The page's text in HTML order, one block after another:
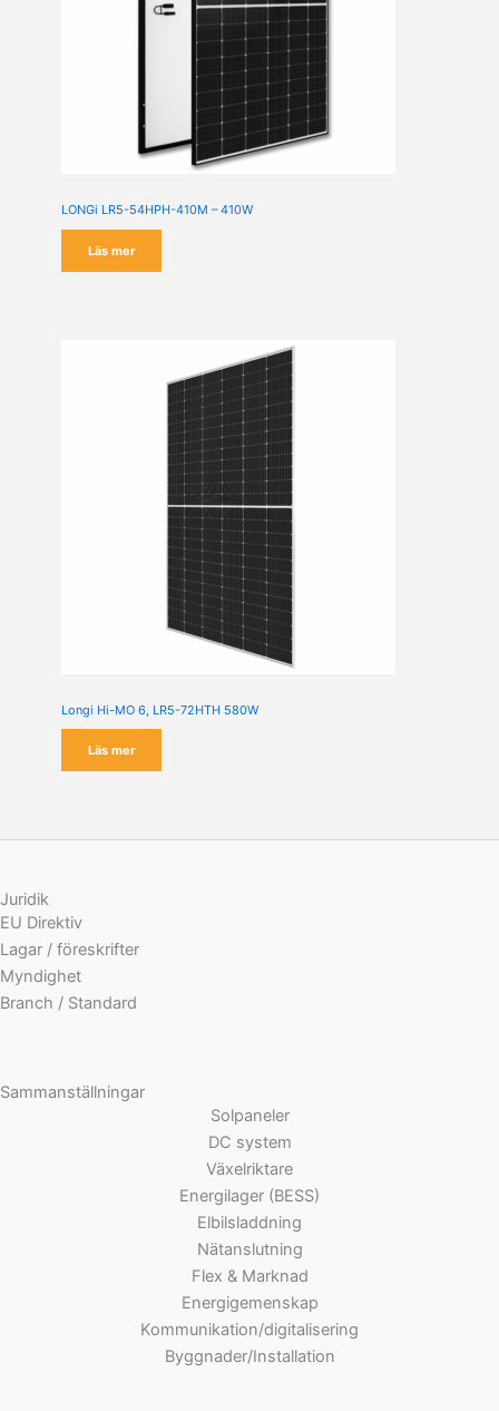
LONGi LR5-54HPH-410M – 410W
Läs mer
Longi Hi-MO 6, LR5-72HTH 580W
Läs mer
Juridik
EU Direktiv
Lagar / föreskrifter
Myndighet
Branch / Standard
Sammanställningar
Solpaneler
DC system
Växelriktare
Energilager (BESS)
Elbilsladdning
Nätanslutning
Flex & Marknad
Energigemenskap
Kommunikation/digitalisering
Byggnader/Installation